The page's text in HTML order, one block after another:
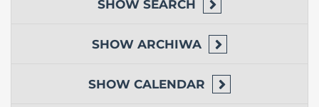
SHOW SEARCH
SHOW ARCHIWA
SHOW CALENDAR